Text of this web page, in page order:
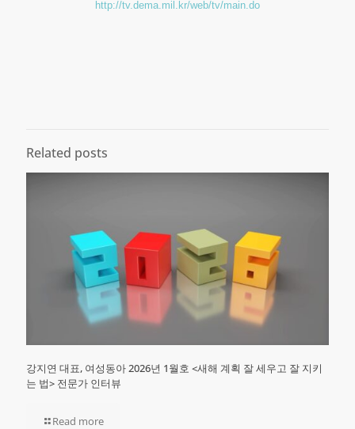
http://tv.dema.mil.kr/web/tv/main.do
Related posts
강지연 대표, 여성동아 2026년 1월호 <새해 계획 잘 세우고 잘 지키
는 법> 전문가 인터뷰
Read more